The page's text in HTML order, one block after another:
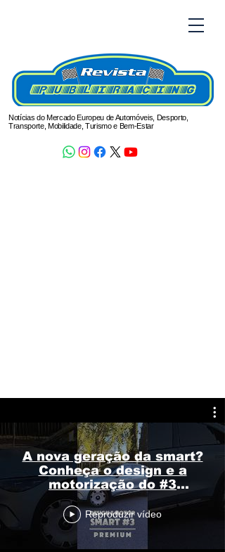
Notícias do Mercado Europeu de Automóveis, Desporto,
Transporte, Mobilidade, Turismo e Bem-Estar
A nova geração da smart?
Conheça o design e a
motorização do #3
Premium
Reproduzir vídeo